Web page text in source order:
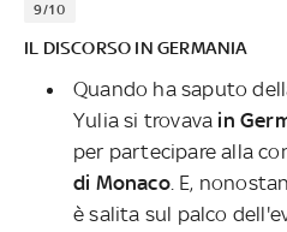
9/10
IL DISCORSO IN GERMANIA
Quando ha saputo
Yulia si trovava in
per partecipare alla
di Monaco. E,
è salita sul palco